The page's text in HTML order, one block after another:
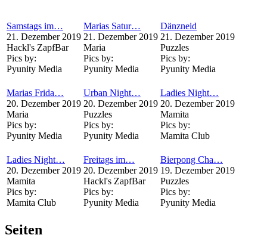
Samstags im…
21. Dezember 2019
Hackl's ZapfBar
Pics by:
Pyunity Media
Marias Satur…
21. Dezember 2019
Maria
Pics by:
Pyunity Media
Dänzneid
21. Dezember 2019
Puzzles
Pics by:
Pyunity Media
Marias Frida…
20. Dezember 2019
Maria
Pics by:
Pyunity Media
Urban Night…
20. Dezember 2019
Puzzles
Pics by:
Pyunity Media
Ladies Night…
20. Dezember 2019
Mamita
Pics by:
Mamita Club
Ladies Night…
20. Dezember 2019
Mamita
Pics by:
Mamita Club
Freitags im…
20. Dezember 2019
Hackl's ZapfBar
Pics by:
Pyunity Media
Bierpong Cha…
19. Dezember 2019
Puzzles
Pics by:
Pyunity Media
Seiten